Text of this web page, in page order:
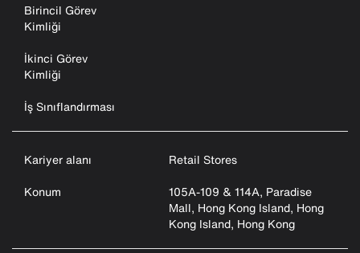
Birincil Görev
Kimliği
İkinci Görev
Kimliği
İş Sınıflandırması
Kariyer alanı
Retail Stores
Konum
105A-109 & 114A, Paradise
Mall, Hong Kong Island, Hong
Kong Island, Hong Kong